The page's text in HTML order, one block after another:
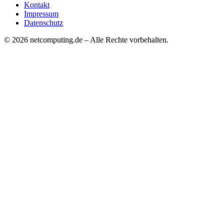
Kontakt
Impressum
Datenschutz
© 2026 netcomputing.de – Alle Rechte vorbehalten.